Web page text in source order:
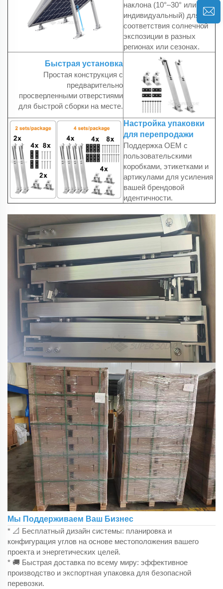
наклона (10°–30° или
индивидуальный) для
соответствия солнечной
экспозиции в разных
регионах или сезонах.
Быстрая установка
Простая конструкция с
предварительно
просверленными отверстиями
для быстрой сборки на месте.
Настройка упаковки
для перепродажи
Поддержка OEM с
пользовательскими
коробками, этикетками и
артикулами для усиления
вашей брендовой
идентичности.
Мы Поддерживаем Ваш Бизнес
* 📐 Бесплатный дизайн системы: планировка и
конфигурация углов на основе местоположения вашего
проекта и энергетических целей.
* 🚚 Быстрая доставка по всему миру: эффективное
производство и экспортная упаковка для безопасной
перевозки.